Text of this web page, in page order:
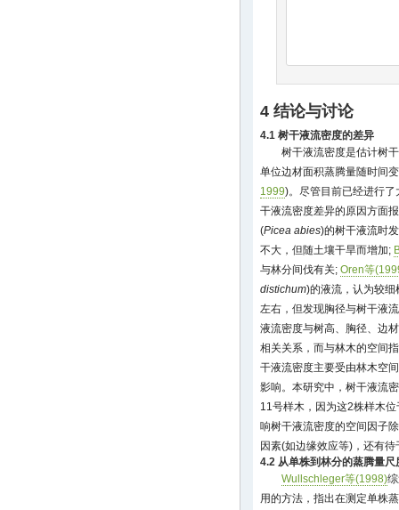
4 结论与讨论
4.1 树干液流密度的差异
树干液流密度是估计树
单位边材面积蒸腾量随时间
1999)。尽管目前已经进行
干液流密度差异的原因方面
(Picea abies)的树干液流时
不大，但随土壤干旱而增加;
与林分间伐有关; Oren等
distichum)的液流，认为较
左右，但发现胸径与树干液
液流密度与树高、胸径、边
相关关系，而与林木的空间
干液流密度主要受由林木空
影响。本研究中，树干液流
11号样木，因为这2株样木
响树干液流密度的空间因子
因素(如边缘效应等)，还有
4.2 从单株到林分的蒸腾量尺
Wullschleger等(1998)
用的方法，指出在测定单株